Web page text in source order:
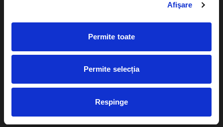
Afişare
Permite toate
Permite selecția
Respinge
Plata online sau cash
eBilet printat acasa
Livrare prin curier
Concerte si
Sport